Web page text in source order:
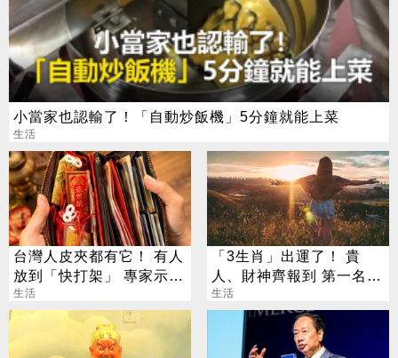
小當家也認輸了！「自動炒飯機」5分鐘就能上菜
生活
台灣人皮夾都有它！ 有人
放到「快打架」 專家示
警：會過期
生活
「3生肖」出運了！ 貴
人、財神齊報到 第一名旺
到年底
生活